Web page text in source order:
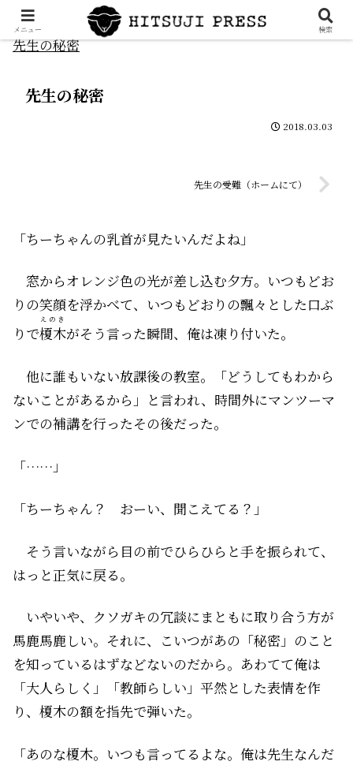
先生の秘密
先生の秘密
2018.03.03
先生の受難（ホームにて）
「ちーちゃんの乳首が見たいんだよね」
窓からオレンジ色の光が差し込む夕方。いつもどお
りの笑顔を浮かべて、いつもどおりの飄々とした口ぶ
りで榎木
えのき
がそう言った瞬間、俺は凍り付いた。
他に誰もいない放課後の教室。「どうしてもわから
ないことがあるから」と言われ、時間外にマンツーマ
ンでの補講を行ったその後だった。
「……」
「ちーちゃん？ おーい、聞こえてる？」
そう言いながら目の前でひらひらと手を振られて、
はっと正気に戻る。
いやいや、クソガキの冗談にまともに取り合う方が
馬鹿馬鹿しい。それに、こいつがあの「秘密」のこと
を知っているはずなどないのだから。あわてて俺は
「大人らしく」「教師らしい」平然とした表情を作
り、榎木の額を指先で弾いた。
「あのな榎木。いつも言ってるよな。俺は先生なんだ
メニュー 検索